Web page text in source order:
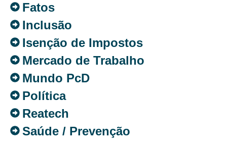
Fatos
Inclusão
Isenção de Impostos
Mercado de Trabalho
Mundo PcD
Política
Reatech
Saúde / Prevenção